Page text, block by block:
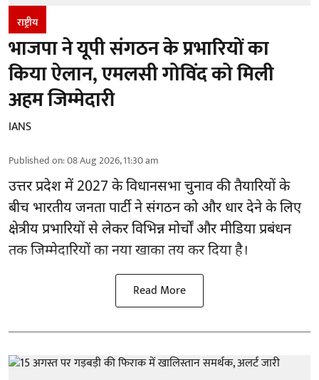
राष्ट्रीय
भाजपा ने यूपी संगठन के प्रभारियों का
किया ऐलान, एमलसी गोविंद को मिली
अहम जिम्मेदारी
IANS
Published on:08 Aug 2026, 11:30 am
उत्तर प्रदेश में 2027 के विधानसभा चुनाव की तैयारियों के
बीच भारतीय जनता पार्टी ने संगठन को और धार देने के लिए
क्षेत्रीय प्रभारियों से लेकर विभिन्न मोर्चों और मीडिया प्रबंधन
तक जिम्मेदारियों का नया खाका तय कर दिया है।
Read More